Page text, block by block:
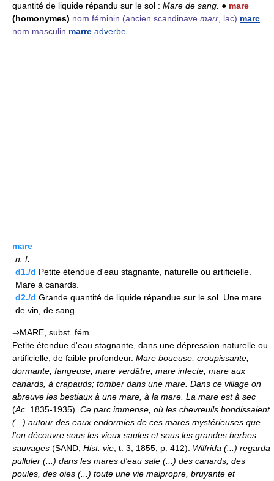
quantité de liquide répandu sur le sol : Mare de sang. ● mare
(homonymes) nom féminin (ancien scandinave marr , lac) marc
nom masculin marre adverbe
mare
n. f.
d1./d Petite étendue d'eau stagnante, naturelle ou artificielle.
Mare à canards.
d2./d Grande quantité de liquide répandue sur le sol. Une mare
de vin, de sang.
⇒MARE, subst. fém.
Petite étendue d'eau stagnante, dans une dépression naturelle ou
artificielle, de faible profondeur. Mare boueuse, croupissante,
dormante, fangeuse; mare verdâtre; mare infecte; mare aux
canards, à crapauds; tomber dans une mare. Dans ce village on
abreuve les bestiaux à une mare, à la mare. La mare est à sec
(Ac. 1835-1935). Ce parc immense, où les chevreuils bondissaient
(...) autour des eaux endormies de ces mares mystérieuses que
l'on découvre sous les vieux saules et sous les grandes herbes
sauvages (SAND, Hist. vie , t. 3, 1855, p. 412). Wilfrida (...) regarda
pulluler (...) dans les mares d'eau sale (...) des canards, des
poules, des oies (...) toute une vie malpropre, bruyante et